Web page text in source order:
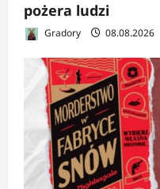
pożera ludzi
Gradory 08.08.2026